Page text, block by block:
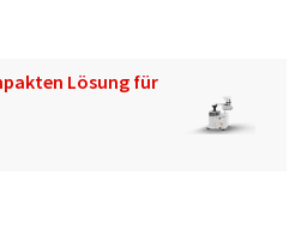
Lösung für